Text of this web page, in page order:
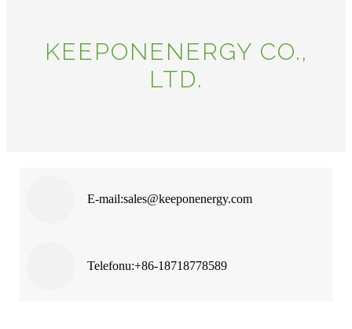
KEEPONENERGY CO.,
LTD.
E-mail:sales@keeponenergy.com
Telefonu:+86-18718778589